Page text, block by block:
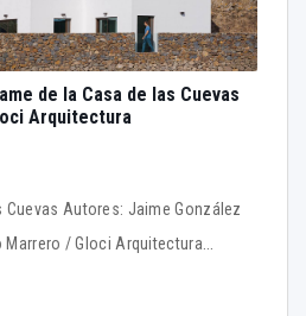
de la Casa de las Cuevas
Arquitectura
Jaime González